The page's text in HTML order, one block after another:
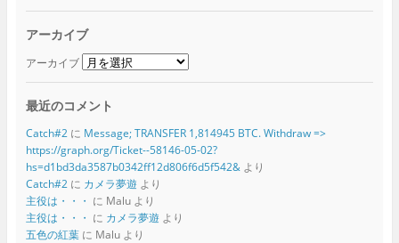
アーカイブ
アーカイブ
最近のコメント
Catch#2に Message; TRANSFER 1,814945 BTC. Withdraw =>
https://graph.org/Ticket--58146-05-02?
hs=d1bd3da3587b0342ff12d806f6d5f542&より
Catch#2に カメラ夢遊より
主役は・・・ に Maluより
主役は・・・ に カメラ夢遊より
五色の紅葉に Maluより